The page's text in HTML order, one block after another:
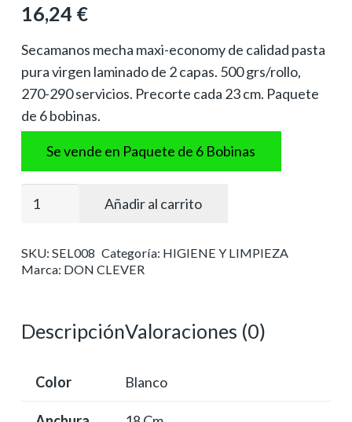
16,24 €
Secamanos mecha maxi-economy de calidad pasta
pura virgen laminado de 2 capas. 500 grs/rollo,
270-290 servicios. Precorte cada 23 cm. Paquete
de 6 bobinas.
Se vende en Paquete de 6 Bobinas
"maxi-
100%
Añadir al carrito
SKU: SEL008 Categoría: HIGIENE Y LIMPIEZA
Marca: DON CLEVER
DescripciónValoraciones (0)
Color Blanco